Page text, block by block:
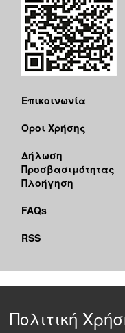
Επικοινωνία
Όροι Χρήσης
Δήλωση
Προσβασιμότητας
Πλοήγηση
FAQs
RSS
Πολιτική